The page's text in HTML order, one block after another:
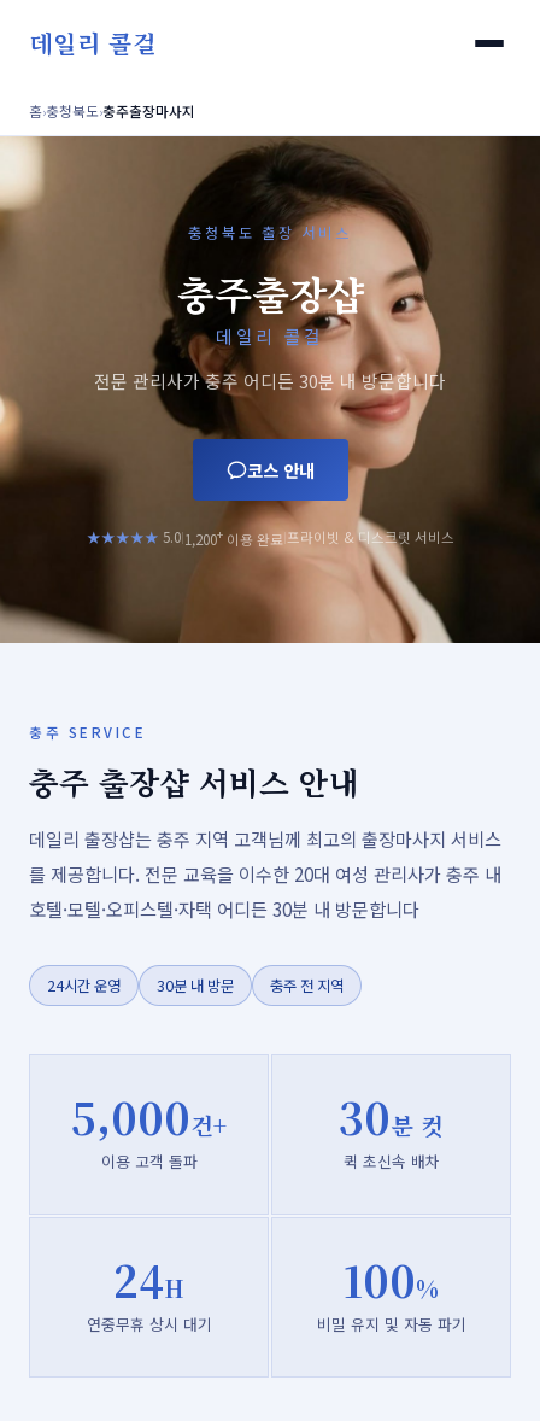
데일리 콜걸
홈›충청북도›충주출장마사지
충청북도 출장 서비스
충주출장샵
데일리 콜걸
전문 관리사가 충주 어디든 30분 내 방문합니다
코스 안내
★★★★★ 5.0|1,200+이용 완료|프라이빗 & 디스크릿 서비스
충주 SERVICE
충주 출장샵 서비스 안내
데일리 출장샵는 충주 지역 고객님께 최고의 출장마사지 서비스
를 제공합니다. 전문 교육을 이수한 20대 여성 관리사가 충주 내
호텔·모텔·오피스텔·자택 어디든 30분 내 방문합니다
24시간 운영 30분 내 방문 충주 전 지역
5,000건+
이용 고객 돌파
30분 컷
퀵 초신속 배차
24H
연중무휴 상시 대기
100%
비밀 유지 및 자동 파기